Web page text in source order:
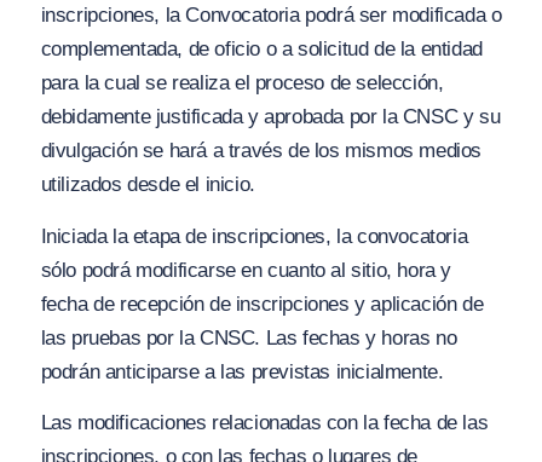
inscripciones, la Convocatoria podrá ser modificada o
complementada, de oficio o a solicitud de la entidad
para la cual se realiza el proceso de selección,
debidamente justificada y aprobada por la CNSC y su
divulgación se hará a través de los mismos medios
utilizados desde el inicio.
Iniciada la etapa de inscripciones, la convocatoria
sólo podrá modificarse en cuanto al sitio, hora y
fecha de recepción de inscripciones y aplicación de
las pruebas por la CNSC. Las fechas y horas no
podrán anticiparse a las previstas inicialmente.
Las modificaciones relacionadas con la fecha de las
inscripciones, o con las fechas o lugares de